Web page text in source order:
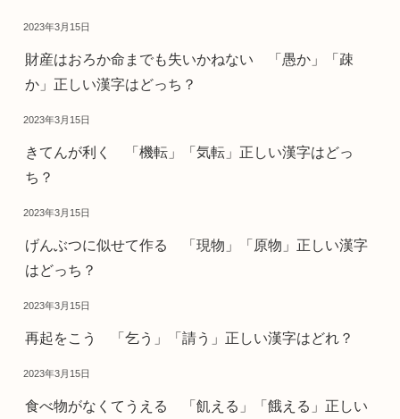
2023年3月15日
財産はおろか命までも失いかねない 「愚か」「疎
か」正しい漢字はどっち？
2023年3月15日
きてんが利く 「機転」「気転」正しい漢字はどっ
ち？
2023年3月15日
げんぶつに似せて作る 「現物」「原物」正しい漢字
はどっち？
2023年3月15日
再起をこう 「乞う」「請う」正しい漢字はどれ？
2023年3月15日
食べ物がなくてうえる 「飢える」「餓える」正しい